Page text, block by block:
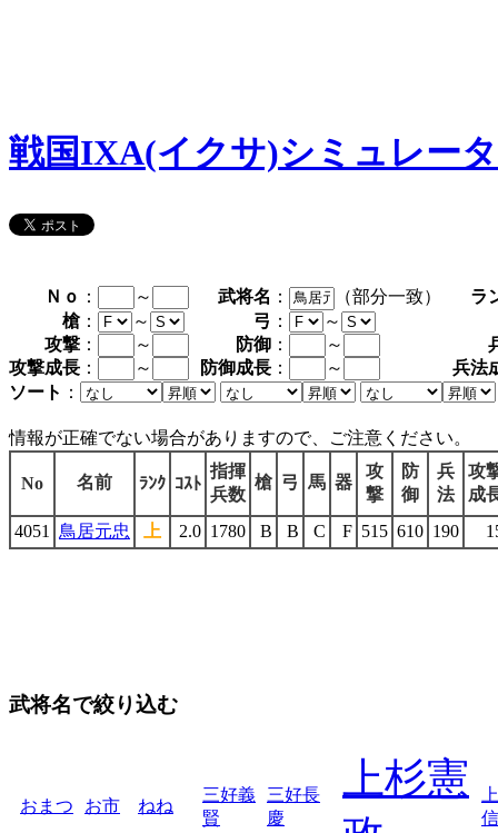
戦国IXA(イクサ)シミュレー
Ｎｏ ： ～ 武将名 ： （部分一致）
ラ
槍 ： ～ 弓 ：
～
攻撃 ： ～ 防御 ： ～
攻撃成長 ： ～ 防御成長 ： ～
兵法
ソート ：
情報が正確でない場合がありますので、ご注意ください。
No 名前 ﾗﾝｸ ｺｽﾄ
指揮
兵数
槍 弓 馬 器
攻
撃
防
御
兵
法
攻
成
4051
鳥居元忠 上 2.0 1780 B B C F 515 610 190
武将名で絞り込む
おまつ お市 ねね
三好義
賢
三好長
慶
上杉憲
信